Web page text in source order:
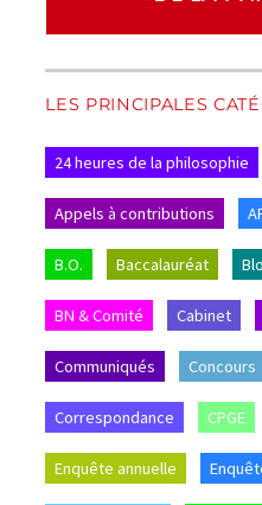
LES PRINCIPALES
24 heures de la philosophie
Appels à contributions
B.O. Baccalauréat
BN & Comité Cabinet
Communiqués Concours
Correspondance CPGE
Enquête annuelle